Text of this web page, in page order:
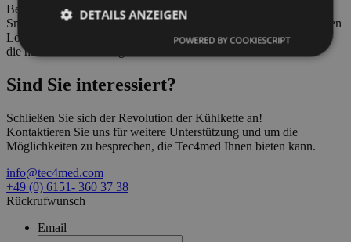
Besucher können dort mehr über SmartHub, TempBeacon,
SmartTag und Co. erfahren. Finden Sie heraus, wie die intelligenten
Lösungen von Tec4med Ihre Pharma Supply Chain Visibility auf
die nächste Ebene bringen können.
Sind Sie interessiert?
Schließen Sie sich der Revolution der Kühlkette an!
Kontaktieren Sie uns für weitere Unterstützung und um die
Möglichkeiten zu besprechen, die Tec4med Ihnen bieten kann.
info@tec4med.com
+49 (0) 6151- 360 37 38
Rückrufwunsch
Email
DETAILS ANZEIGEN
POWERED BY COOKIESCRIPT